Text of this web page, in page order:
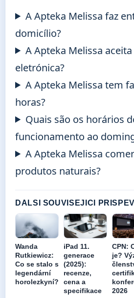
A Apteka Melissa faz
domicílio?
A Apteka Melissa
eletrónica?
A Apteka Melissa tem
horas?
Quais são os horários
funcionamento ao
A Apteka Melissa
produtos naturais?
DALSI SOUVISEJICI
Wanda
Rutkiewicz:
Co se stalo s
legendární
horolezkyní?
iPad 11.
generace
(2025):
recenze,
cena a
specifikace
CPN:
je?
2026